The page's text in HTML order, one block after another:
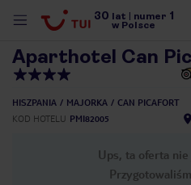
30 lat numer 1
w Polsce
Aparthotel Can
HISZPANIA MAJORKA
CAN PICAFORT
KOD HOTELU PMI82005
Ups, ta oferta